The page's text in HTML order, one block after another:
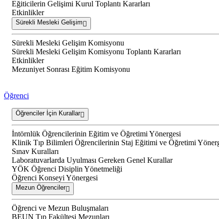
Eğiticilerin Gelişimi Kurul Toplantı Kararları
Etkinlikler
Sürekli Mesleki Gelişim
Sürekli Mesleki Gelişim Komisyonu
Sürekli Mesleki Gelişim Komisyonu Toplantı Kararları
Etkinlikler
Mezuniyet Sonrası Eğitim Komisyonu
Öğrenci
Öğrenciler İçin Kurallar
İntörnlük Öğrencilerinin Eğitim ve Öğretimi Yönergesi
Klinik Tıp Bilimleri Öğrencilerinin Staj Eğitimi ve Öğretimi
Sınav Kuralları
Laboratuvarlarda Uyulması Gereken Genel Kurallar
YÖK Öğrenci Disiplin Yönetmeliği
Öğrenci Konseyi Yönergesi
Mezun Öğrenciler
Öğrenci ve Mezun Buluşmaları
BEUN Tıp Fakültesi Mezunları